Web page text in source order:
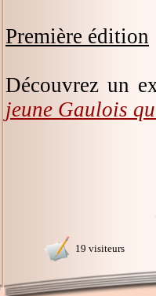
Première édition
Découvrez un
jeune Gaulois
19 visiteurs